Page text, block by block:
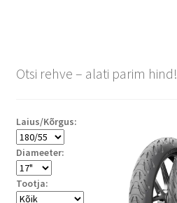
Otsi rehve – alati parim hind!
Laius/Kõrgus:
Diameeter:
Tootja: